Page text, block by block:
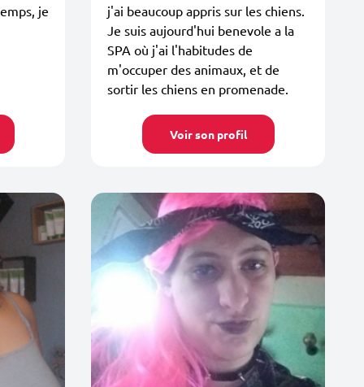
je
j'ai beaucoup appris sur les chiens.
Je suis aujourd'hui benevole a la
SPA où j'ai l'habitudes de
m'occuper des animaux, et de
sortir les chiens en promenade.
Voir son profil